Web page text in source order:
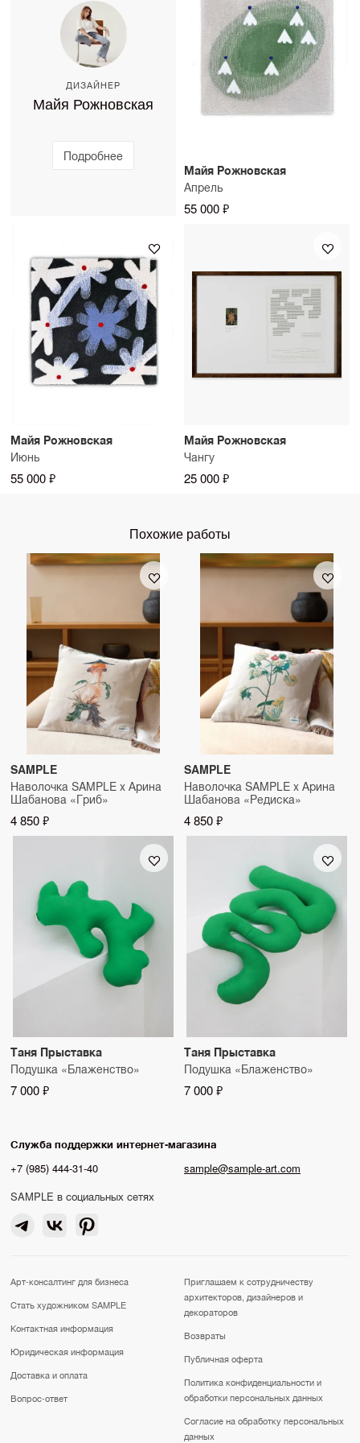
можно уточнить у консультанта SAMPLE.
ДИЗАЙНЕР
Майя Рожновская
Подробнее
Майя Рожновская
Апрель
55 000 ₽
Майя Рожновская
Июнь
55 000 ₽
Майя Рожновская
Чангу
25 000 ₽
Похожие работы
SAMPLE
Наволочка SAMPLE x Арина
Шабанова «Гриб»
4 850 ₽
SAMPLE
Наволочка SAMPLE x Арина
Шабанова «Редиска»
4 850 ₽
Таня Прыставка
Подушка «Блаженство»
7 000 ₽
Таня Прыставка
Подушка «Блаженство»
7 000 ₽
Служба поддержки интернет-магазина
+7 (985) 444-31-40
sample@sample-art.com
SAMPLE в социальных сетях
Арт-консалтинг для бизнеса
Стать художником SAMPLE
Контактная информация
Юридическая информация
Доставка и оплата
Вопрос-ответ
Приглашаем к сотрудничеству
архитекторов, дизайнеров и
декораторов
Возвраты
Публичная оферта
Политика конфиденциальности и
обработки персональных данных
Согласие на обработку персональных
данных